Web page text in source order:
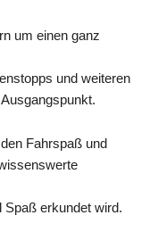
um einen ganz
und weiteren
Fahrspaß und
Spaß erkundet wird.